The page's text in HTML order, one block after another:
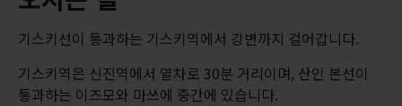
기스키선이 통과하는 기스키역에서 강변까지 걸어갑니다.
기스키역은 신진역에서 열차로 30분 거리이며, 산인 본선이
통과하는 이즈모와 마쓰에 중간에 있습니다.